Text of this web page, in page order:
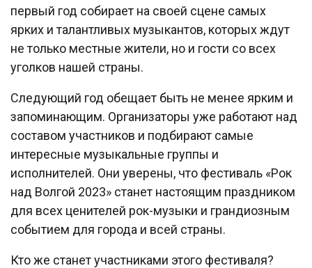
первый год собирает на своей сцене самых
ярких и талантливых музыкантов, которых ждут
не только местные жители, но и гости со всех
уголков нашей страны.
Следующий год обещает быть не менее ярким и
запоминающим. Организаторы уже работают над
составом участников и подбирают самые
интересные музыкальные группы и
исполнителей. Они уверены, что фестиваль «Рок
над Волгой 2023» станет настоящим праздником
для всех ценителей рок-музыки и грандиозным
событием для города и всей страны.
Кто же станет участниками этого фестиваля?